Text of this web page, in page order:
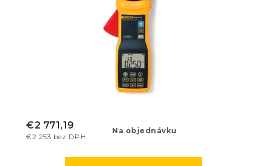
Na objednávku
€2 253 bez DPH
€2 771,19